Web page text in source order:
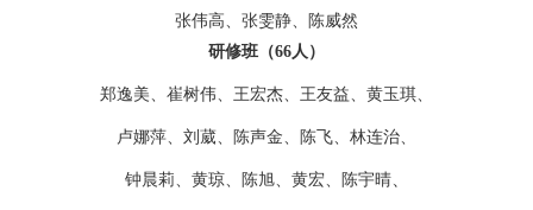
张伟高、张雯静、陈威然
研修班（66 人）
郑逸美、崔树伟、王宏杰、王友益、黄玉琪、
卢娜萍、刘葳、陈声金、陈飞、林连治、
钟晨莉、黄琼、陈旭、黄宏、陈宇晴、